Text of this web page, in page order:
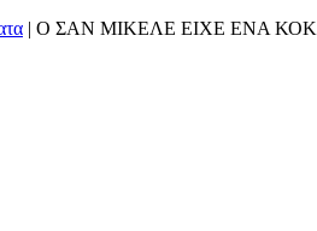
| Ο ΣΑΝ ΜΙΚΕΛΕ ΕΙΧΕ ΕΝΑ